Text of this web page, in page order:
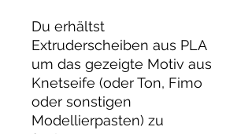
Du erhältst
Extruderscheiben aus PLA
um das gezeigte Motiv aus
Knetseife (oder Ton, Fimo
oder sonstigen
Modellierpasten) zu